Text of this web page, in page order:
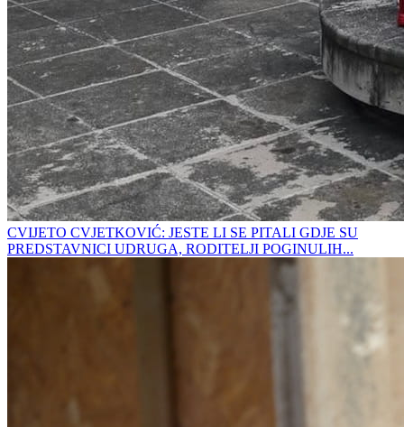
CVIJETO CVJETKOVIĆ: JESTE LI SE PITALI GDJE SU
PREDSTAVNICI UDRUGA, RODITELJI POGINULIH...